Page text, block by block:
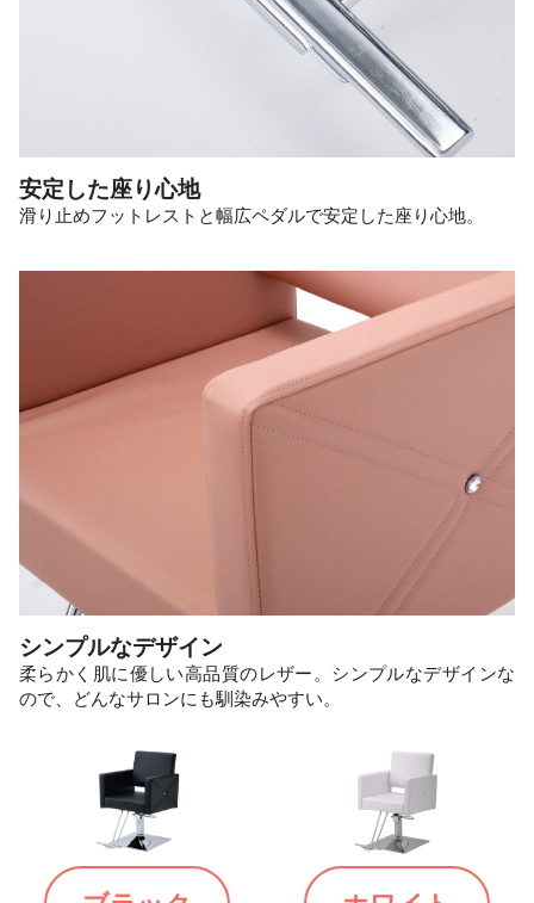
安定した座り心地
滑り止めフットレストと幅広ペダルで安定した座り心地。
シンプルなデザイン
柔らかく肌に優しい高品質のレザー。シンプルなデザインな
ので、どんなサロンにも馴染みやすい。